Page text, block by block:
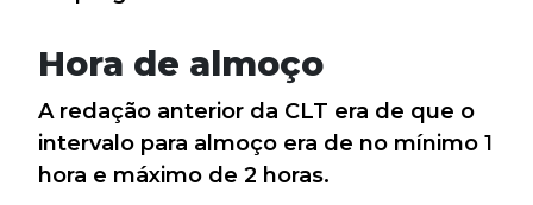
Hora de almoço
A redação anterior da CLT era de que o
intervalo para almoço era de no mínimo 1
hora e máximo de 2 horas.